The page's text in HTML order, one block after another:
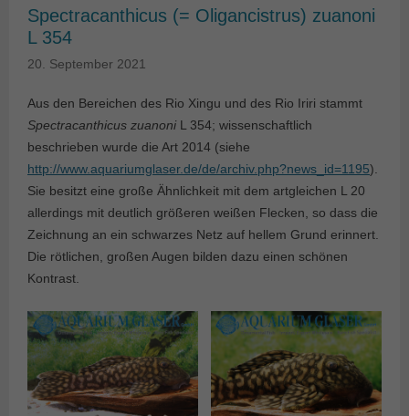
Spectracanthicus (= Oligancistrus) zuanoni
L 354
20. September 2021
Aus den Bereichen des Rio Xingu und des Rio Iriri stammt
Spectracanthicus zuanoniL 354; wissenschaftlich
beschrieben wurde die Art 2014 (siehe
http://www.aquariumglaser.de/de/archiv.php?news_id=1195).
Sie besitzt eine große Ähnlichkeit mit dem artgleichen L 20
allerdings mit deutlich größeren weißen Flecken, so dass die
Zeichnung an ein schwarzes Netz auf hellem Grund erinnert.
Die rötlichen, großen Augen bilden dazu einen schönen
Kontrast.